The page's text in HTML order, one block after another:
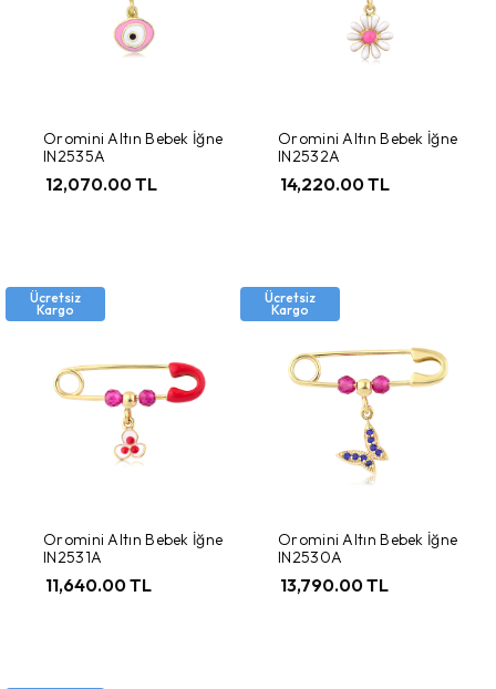
Oromini Altın Bebek İğne
IN2535A
12,070.00 TL
Oromini Altın Bebek İğne
IN2532A
14,220.00 TL
Ücretsiz
Kargo
Oromini Altın Bebek İğne
IN2531A
11,640.00 TL
Ücretsiz
Kargo
Oromini Altın Bebek İğne
IN2530A
13,790.00 TL